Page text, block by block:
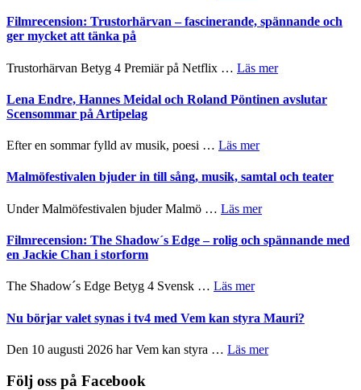
och
kompott
Sweden
Jazz
–
Delvis
vidsträckta
Filmrecension: Trustorhärvan – fascinerande, spännande och
ger mycket att tänka på
Trustorhärvan Betyg 4 Premiär på Netflix … Läs merom
Trustorhärvan
mycket
Lena Endre, Hannes Meidal och Roland Pöntinen avslutar
Scensommar på Artipelag
Efter en sommar fylld av musik, poesi … Läs merom
Endre,
och
Pöntinen
Malmöfestivalen bjuder in till sång, musik, samtal och teater
Under Malmöfestivalen bjuder Malmö … Läs merom
bjuder
in
och
Filmrecension: The Shadow´s Edge – rolig och spännande med
en Jackie Chan i storform
The Shadow´s Edge Betyg 4 Svensk … Läs merom
The
Shadow
Edge
Nu börjar valet synas i tv4 med Vem kan styra Mauri?
Den 10 augusti 2026 har Vem kan styra … Läs merom
Följ oss på Facebook